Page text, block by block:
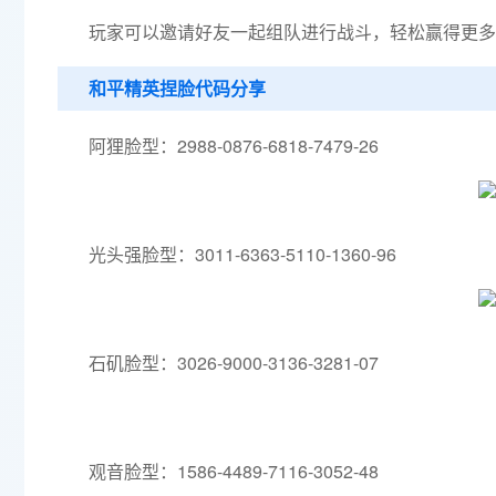
玩家可以邀请好友一起组队进行战斗，轻松赢得更
和平精英捏脸代码分享
阿狸脸型：2988-0876-6818-7479-26
光头强脸型：3011-6363-5110-1360-96
石矶脸型：3026-9000-3136-3281-07
观音脸型：1586-4489-7116-3052-48